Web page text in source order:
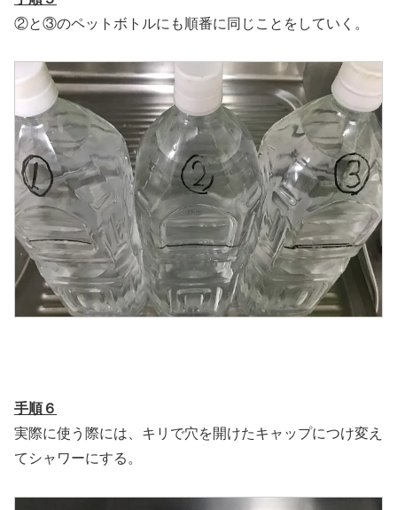
②と③のペットボトルにも順番に同じことをしていく。
手順６
実際に使う際には、キリで穴を開けたキャップにつけ変え
てシャワーにする。